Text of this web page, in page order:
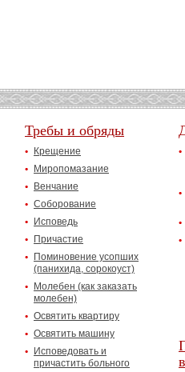
Требы и обряды
Крещение
Миропомазание
Венчание
Соборование
Исповедь
Причастие
Поминовение усопших
(панихида, сорокоуст)
Молебен (как заказать
молебен)
Освятить квартиру
Освятить машину
Исповедовать и
причастить больного